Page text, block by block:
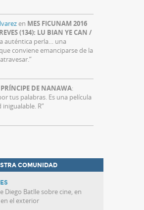
en MES FICUNAM 2016
(134): LU BIAN YE CAN /
auténtica perla… una
conviene emanciparse de la
”
PRÍNCIPE DE NANAWA:
tus palabras. Es una película
R”
COMUNIDAD
Diego Batlle sobre cine, en
el exterior